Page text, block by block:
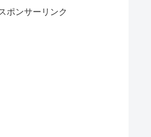
ポンサーリンク